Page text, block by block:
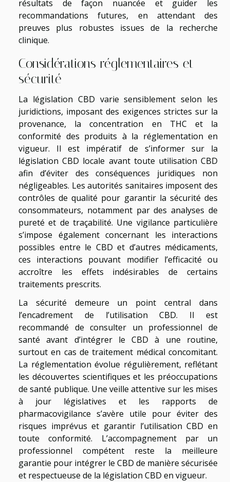
résultats de façon nuancée et guider les
recommandations futures, en attendant des
preuves plus robustes issues de la recherche
clinique.
Considérations réglementaires et
sécurité
La législation CBD varie sensiblement selon les
juridictions, imposant des exigences strictes sur la
provenance, la concentration en THC et la
conformité des produits à la réglementation en
vigueur. Il est impératif de s’informer sur la
législation CBD locale avant toute utilisation CBD
afin d’éviter des conséquences juridiques non
négligeables. Les autorités sanitaires imposent des
contrôles de qualité pour garantir la sécurité des
consommateurs, notamment par des analyses de
pureté et de traçabilité. Une vigilance particulière
s’impose également concernant les interactions
possibles entre le CBD et d’autres médicaments,
ces interactions pouvant modifier l’efficacité ou
accroître les effets indésirables de certains
traitements prescrits.
La sécurité demeure un point central dans
l’encadrement de l’utilisation CBD. Il est
recommandé de consulter un professionnel de
santé avant d’intégrer le CBD à une routine,
surtout en cas de traitement médical concomitant.
La réglementation évolue régulièrement, reflétant
les découvertes scientifiques et les préoccupations
de santé publique. Une veille attentive sur les mises
à jour législatives et les rapports de
pharmacovigilance s’avère utile pour éviter des
risques imprévus et garantir l’utilisation CBD en
toute conformité. L’accompagnement par un
professionnel compétent reste la meilleure
garantie pour intégrer le CBD de manière sécurisée
et respectueuse de la législation CBD en vigueur.